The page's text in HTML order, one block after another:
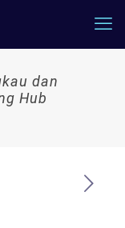
dan
Hub